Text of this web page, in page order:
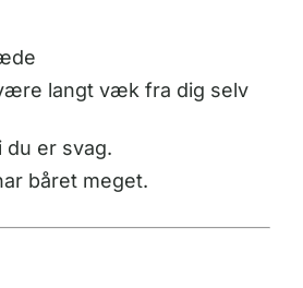
langt væk fra dig selv
du er svag.
båret meget.